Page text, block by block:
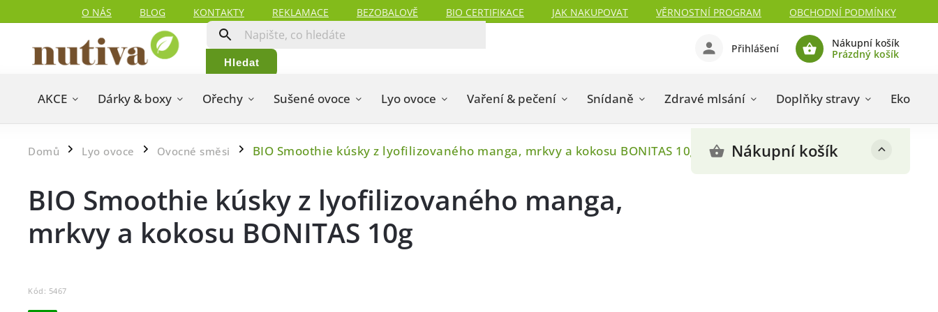
O NÁS BLOG KONTAKTY REKLAMACE BEZOBALOVĚ BIO CERTIFIKACE JAK NAKUPOVAT VĚRNOSTNÍ PROGRAM OBCHODNÍ PODMÍNKY
Hledat
Nákupní košík
Prázdný košík
Přihlášení
AKCE Dárky & boxy Ořechy Sušené ovoce Lyo ovoce Vaření & pečení Snídaně Zdravé mlsání Doplňky stravy Eko
Domů / Lyo ovoce / Ovocné směsi / BIO Smoothie kúsky z lyofilizovaného manga, mrkvy a kokosu BONITAS 10g Nákupní košík
BIO Smoothie kúsky z lyofilizovaného manga,
mrkvy a kokosu BONITAS 10g
Kód: 5467